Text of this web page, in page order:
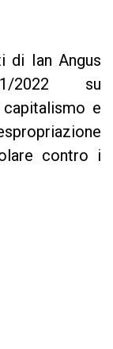
di Ian Angus
2022 su
e
contro i